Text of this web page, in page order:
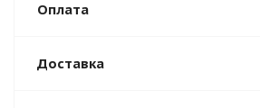
Оплата
Доставка